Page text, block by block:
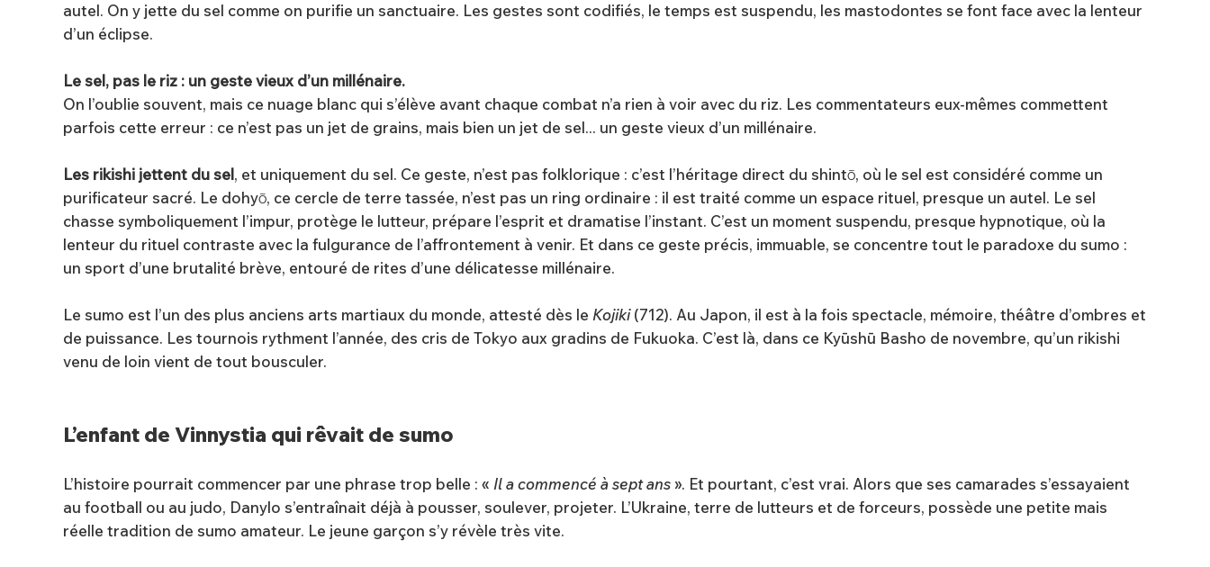
autel. On y jette du sel comme on purifie un sanctuaire. Les gestes sont codifiés, le temps est suspendu, les mastodontes se font face avec la lenteur
d’un éclipse.
Le sel, pas le riz : un geste vieux d’un millénaire.
On l’oublie souvent, mais ce nuage blanc qui s’élève avant chaque combat n’a rien à voir avec du riz. Les commentateurs eux-mêmes commettent
parfois cette erreur : ce n’est pas un jet de grains, mais bien un jet de sel... un geste vieux d’un millénaire.
Les rikishi jettent du sel, et uniquement du sel. Ce geste, n’est pas folklorique : c’est l’héritage direct du shintō, où le sel est considéré comme un
purificateur sacré. Le dohyō, ce cercle de terre tassée, n’est pas un ring ordinaire : il est traité comme un espace rituel, presque un autel. Le sel
chasse symboliquement l’impur, protège le lutteur, prépare l’esprit et dramatise l’instant. C’est un moment suspendu, presque hypnotique, où la
lenteur du rituel contraste avec la fulgurance de l’affrontement à venir. Et dans ce geste précis, immuable, se concentre tout le paradoxe du sumo :
un sport d’une brutalité brève, entouré de rites d’une délicatesse millénaire.
Le sumo est l’un des plus anciens arts martiaux du monde, attesté dès le Kojiki(712). Au Japon, il est à la fois spectacle, mémoire, théâtre d’ombres et
de puissance. Les tournois rythment l’année, des cris de Tokyo aux gradins de Fukuoka. C’est là, dans ce Kyūshū Basho de novembre, qu’un rikishi
venu de loin vient de tout bousculer.
L’enfant de Vinnystia qui rêvait de sumo
L’histoire pourrait commencer par une phrase trop belle : « Il a commencé à sept ans». Et pourtant, c’est vrai. Alors que ses camarades s’essayaient
au football ou au judo, Danylo s’entraînait déjà à pousser, soulever, projeter. L’Ukraine, terre de lutteurs et de forceurs, possède une petite mais
réelle tradition de sumo amateur. Le jeune garçon s’y révèle très vite.